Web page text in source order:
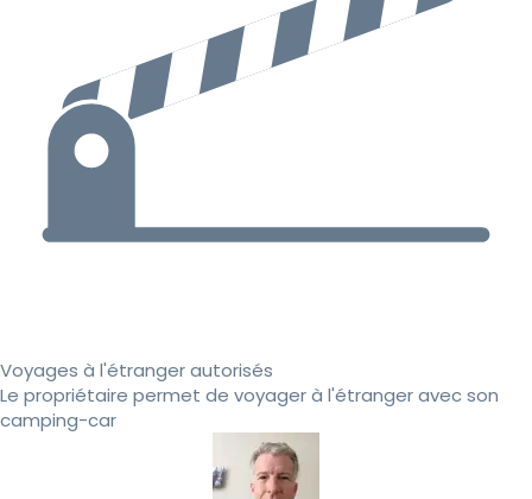
Voyages à l'étranger autorisés
Le propriétaire permet de voyager à l'étranger avec son
camping-car